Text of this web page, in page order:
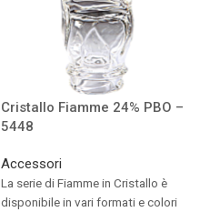
Cristallo Fiamme 24% PBO –
5448
Accessori
La serie di Fiamme in Cristallo è
disponibile in vari formati e colori